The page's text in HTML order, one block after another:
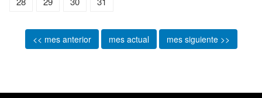
<< mes anterior mes actual mes siguiente >>